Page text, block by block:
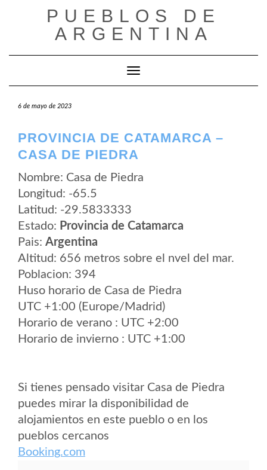
PUEBLOS DE
ARGENTINA
Cambiar modo de navegación
6 de mayo de 2023
PROVINCIA DE CATAMARCA –
CASA DE PIEDRA
Nombre: Casa de Piedra
Longitud: -65.5
Latitud: -29.5833333
Estado: Provincia de Catamarca
Pais: Argentina
Altitud: 656 metros sobre el nvel del mar.
Poblacion: 394
Huso horario de Casa de Piedra
UTC +1:00 (Europe/Madrid)
Horario de verano : UTC +2:00
Horario de invierno : UTC +1:00
Si tienes pensado visitar Casa de Piedra
puedes mirar la disponibilidad de
alojamientos en este pueblo o en los
pueblos cercanos
Booking.com